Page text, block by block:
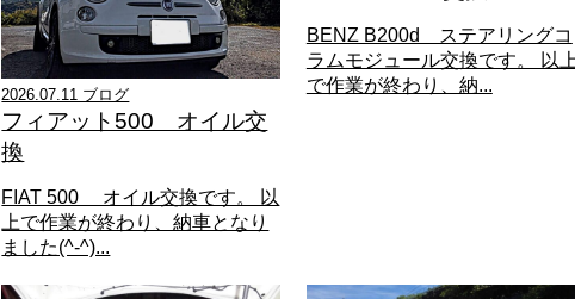
2026.07.11 ブログ
フィアット500 オイル交
換
FIAT 500 オイル交換です。 以
上で作業が終わり、納車となり
ました(^-^)...
BENZ B200d ステアリングコ
ラムモジュール交換です。 以
で作業が終わり、納...